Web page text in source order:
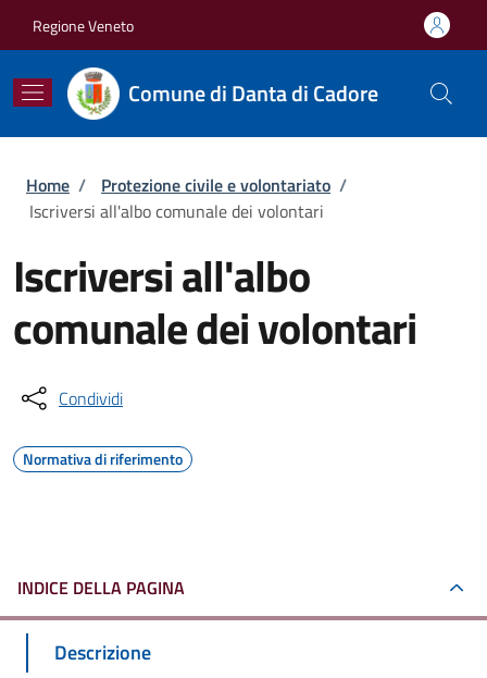
Regione Veneto
Comune di Danta di Cadore
Briciole di pane
Home / Protezione civile e volontariato /
Iscriversi all'albo comunale dei volontari
Iscriversi all'albo
comunale dei volontari
Condividi
Normativa di riferimento
INDICE DELLA PAGINA
Descrizione